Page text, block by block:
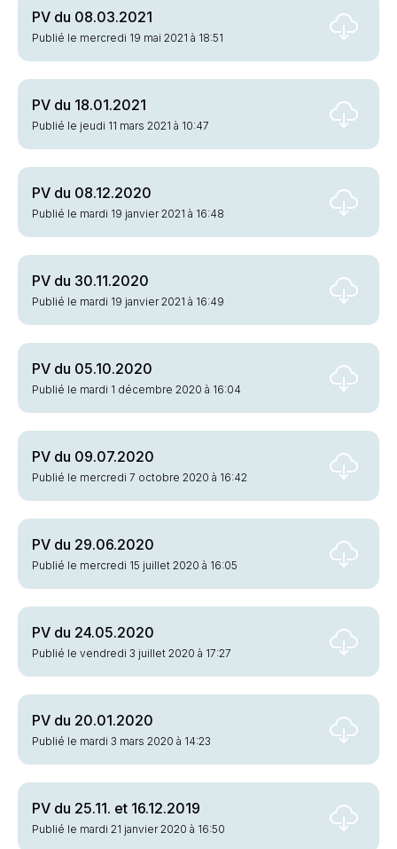
PV du 08.03.2021
Publié le mercredi 19 mai 2021 à 18:51
PV du 18.01.2021
Publié le jeudi 11 mars 2021 à 10:47
PV du 08.12.2020
Publié le mardi 19 janvier 2021 à 16:48
PV du 30.11.2020
Publié le mardi 19 janvier 2021 à 16:49
PV du 05.10.2020
Publié le mardi 1 décembre 2020 à 16:04
PV du 09.07.2020
Publié le mercredi 7 octobre 2020 à 16:42
PV du 29.06.2020
Publié le mercredi 15 juillet 2020 à 16:05
PV du 24.05.2020
Publié le vendredi 3 juillet 2020 à 17:27
PV du 20.01.2020
Publié le mardi 3 mars 2020 à 14:23
PV du 25.11. et 16.12.2019
Publié le mardi 21 janvier 2020 à 16:50